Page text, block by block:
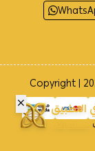
Copyright |
حمله الآن